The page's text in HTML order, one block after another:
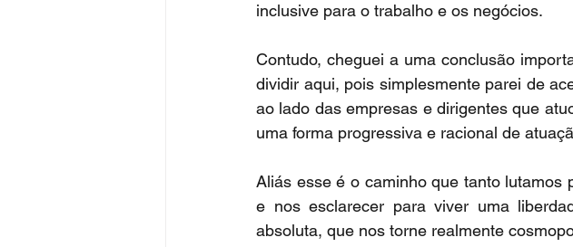
inclusive para o trabalho e os negócios.
Contudo, cheguei a uma conclusão
dividir aqui, pois simplesmente parei de
ao lado das empresas e dirigentes que
uma forma progressiva e racional de
Aliás esse é o caminho que tanto lutamos
e nos esclarecer para viver uma
absoluta, que nos torne realmente